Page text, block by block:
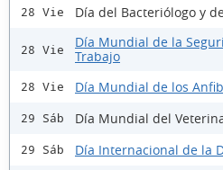
28 Vie Día del Bacteriólogo y
28 Vie
Día Mundial de la
Trabajo
28 Vie Día Mundial de los
29 Sáb Día Mundial del
29 Sáb Día Internacional de la